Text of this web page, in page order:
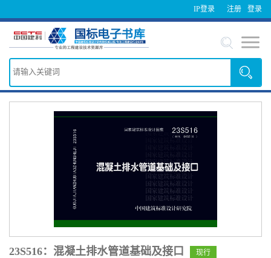
IP登录 登录
注册
23S516：混凝土排水管道基础及接口 现行